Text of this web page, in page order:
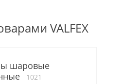
VALFEX
шаровые
1021